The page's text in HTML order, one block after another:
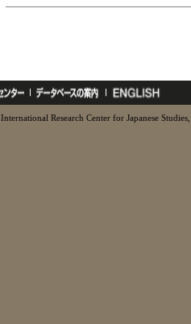
Research Center for Japanese